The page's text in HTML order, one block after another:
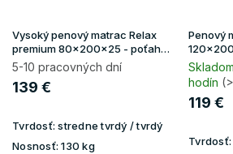
Vysoký penový matrac Relax
premium 80x200x25 - poťah
Lavender
5-10 pracovných dní
139 €
Tvrdosť: stredne tvrdý / tvrdý
Nosnosť: 130 kg
Penový
hodín
119 €
Tvrdosť: